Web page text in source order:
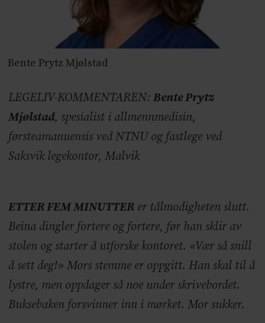
Bente Prytz Mjølstad
LEGELIV-KOMMENTAREN: Bente Prytz
Mjølstad, spesialist i allmennmedisin,
førsteamanuensis ved NTNU og fastlege ved
Saksvik legekontor, Malvik
ETTER FEM MINUTTERer tålmodigheten slutt.
Beina dingler fortere og fortere, før han sklir av
stolen og starter å utforske kontoret. «Vær så snill
å sett deg!» Mors stemme er oppgitt. Han skal til å
lystre, men oppdager så noe under skrivebordet.
Buksebaken forsvinner inn i mørket. Mor sukker.